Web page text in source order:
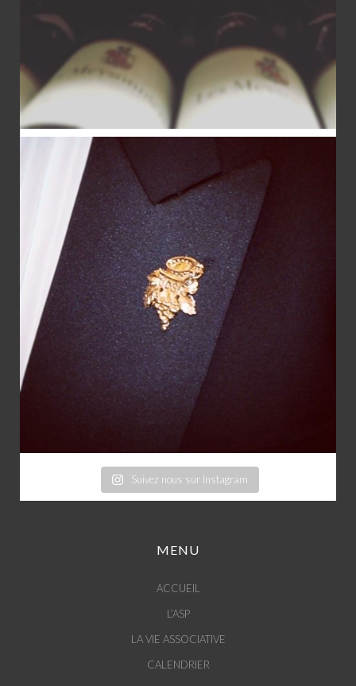
Suivez nous sur Instagram
MENU
ACCUEIL
L’ASP
LA VIE ASSOCIATIVE
CALENDRIER